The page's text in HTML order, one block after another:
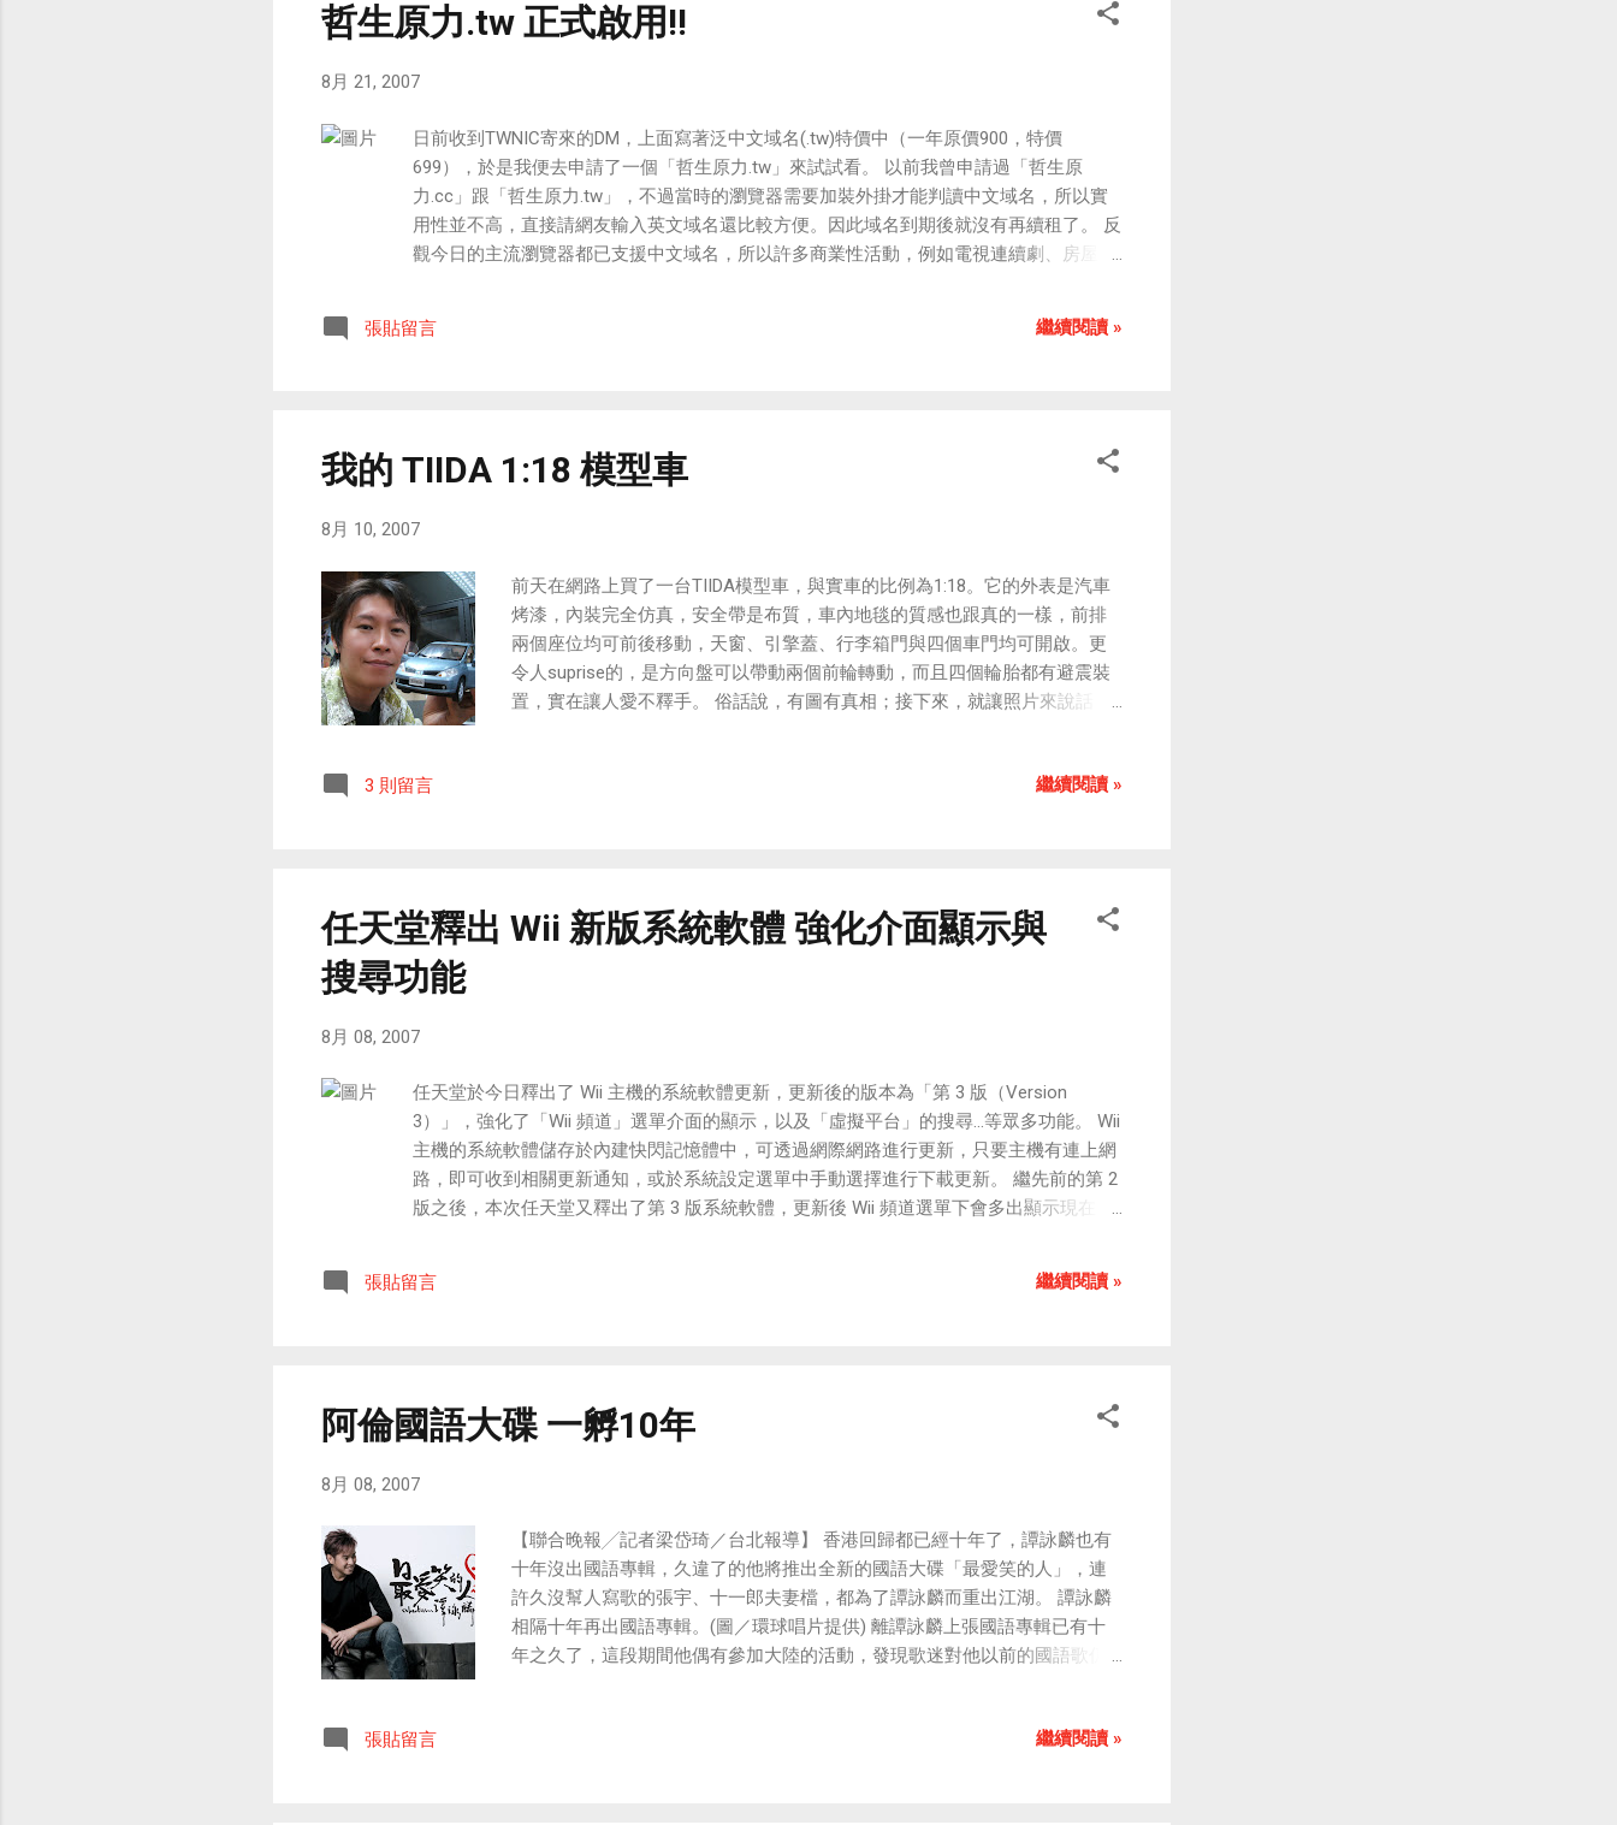
哲生原力.tw 正式啟用!!
8月 21, 2007
日前收到TWNIC寄來的DM，上面寫著泛中文域名(.tw)特價中（一年原價900，特價
699），於是我便去申請了一個「哲生原力.tw」來試試看。 以前我曾申請過「哲生原
力.cc」跟「哲生原力.tw」，不過當時的瀏覽器需要加裝外掛才能判讀中文域名，所以實
用性並不高，直接請網友輸入英文域名還比較方便。因此域名到期後就沒有再續租了。 反
觀今日的主流瀏覽器都已支援中文域名，所以許多商業性活動，例如電視連續劇、房屋仲
張貼留言 繼續閱讀 »
我的 TIIDA 1:18 模型車
8月 10, 2007
前天在網路上買了一台TIIDA模型車，與實車的比例為1:18。它的外表是汽車
烤漆，內裝完全仿真，安全帶是布質，車內地毯的質感也跟真的一樣，前排
兩個座位均可前後移動，天窗、引擎蓋、行李箱門與四個車門均可開啟。更
令人suprise的，是方向盤可以帶動兩個前輪轉動，而且四個輪胎都有避震裝
置，實在讓人愛不釋手。 俗話說，有圖有真相；接下來，就讓照片來說話
3 則留言 繼續閱讀 »
任天堂釋出 Wii 新版系統軟體 強化介面顯示與
搜尋功能
8月 08, 2007
任天堂於今日釋出了 Wii 主機的系統軟體更新，更新後的版本為「第 3 版（Version
3）」，強化了「Wii 頻道」選單介面的顯示，以及「虛擬平台」的搜尋...等眾多功能。 Wii
主機的系統軟體儲存於內建快閃記憶體中，可透過網際網路進行更新，只要主機有連上網
路，即可收到相關更新通知，或於系統設定選單中手動選擇進行下載更新。 繼先前的第 2
版之後，本次任天堂又釋出了第 3 版系統軟體，更新後 Wii 頻道選單下會多出顯示現在日
下載服務的虛擬平台頻道中，則是增加了許多新的搜尋功能，可以根據人氣、新舊、平
張貼留言 繼續閱讀 »
阿倫國語大碟 一孵10年
8月 08, 2007
【聯合晚報╱記者梁岱琦／台北報導】 香港回歸都已經十年了，譚詠麟也有
十年沒出國語專輯，久違了的他將推出全新的國語大碟「最愛笑的人」，連
許久沒幫人寫歌的張宇、十一郎夫妻檔，都為了譚詠麟而重出江湖。 譚詠麟
相隔十年再出國語專輯。(圖／環球唱片提供) 離譚詠麟上張國語專輯已有十
年之久了，這段期間他偶有參加大陸的活動，發現歌迷對他以前的國語歌仍
語專輯。譚詠麟全新的國語專輯「最愛笑的人」，錄音、拍攝音樂錄影帶 全
張貼留言 繼續閱讀 »